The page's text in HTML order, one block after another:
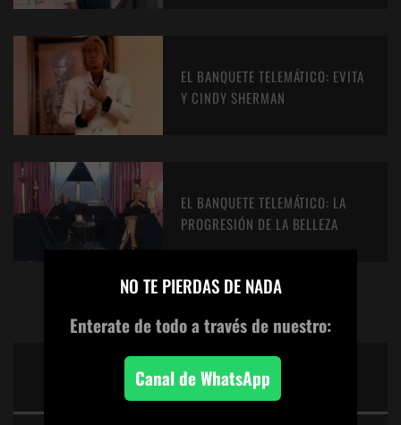
EL BANQUETE TELEMÁTICO: EVITA
Y CINDY SHERMAN
EL BANQUETE TELEMÁTICO: LA
PROGRESIÓN DE LA BELLEZA
FAVORITOS DE LOS MIEMBROS
DEL CLUBSUB
NO TE PIERDAS DE NADA
Enterate de todoa través de nuestro:
Canal de WhatsApp